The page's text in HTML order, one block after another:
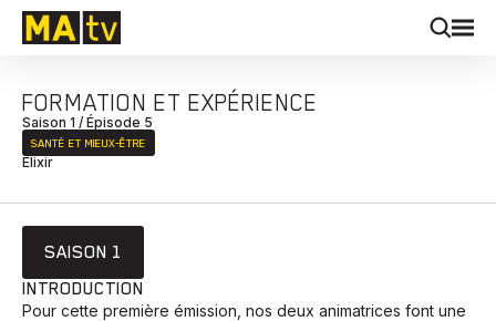
FORMATION ET EXPÉRIENCE
Saison 1 / Épisode 5
SANTÉ ET MIEUX‑ÊTRE
Élixir
SAISON 1
INTRODUCTION
Pour cette première émission, nos deux animatrices font une